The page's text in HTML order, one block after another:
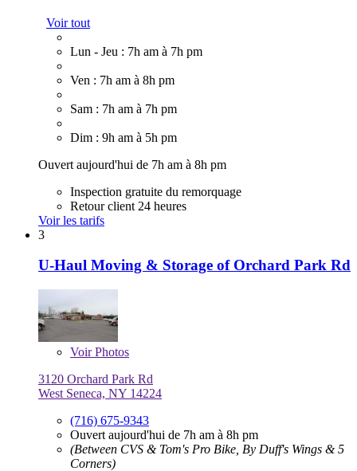
Voir tout
Lun - Jeu : 7h am à 7h pm
Ven : 7h am à 8h pm
Sam : 7h am à 7h pm
Dim : 9h am à 5h pm
Ouvert aujourd'hui de 7h am à 8h pm
Inspection gratuite du remorquage
Retour client 24 heures
Voir les tarifs
3
U-Haul Moving & Storage of Orchard Park Rd
VoirPhotos
3120 Orchard Park Rd
West Seneca, NY 14224
(716) 675-9343
Ouvert aujourd'hui de 7h am à 8h pm
(Between CVS & Tom's Pro Bike, By Duff's Wings & 5
Corners)